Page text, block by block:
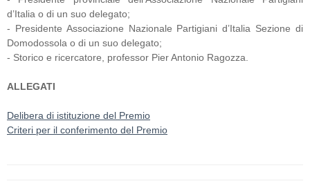
d’Italia o di un suo delegato;
- Presidente Associazione Nazionale Partigiani d’Italia Sezione di
Domodossola o di un suo delegato;
- Storico e ricercatore, professor Pier Antonio Ragozza.
ALLEGATI
Delibera di istituzione del Premio
Criteri per il conferimento del Premio